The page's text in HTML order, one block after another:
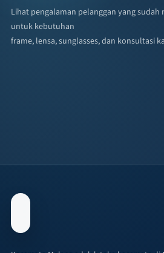
Lihat pengalaman pelanggan yang sudah
untuk kebutuhan
frame, lensa, sunglasses, dan konsultasi